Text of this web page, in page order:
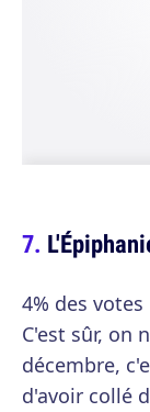
4% des votes
C'est sûr, on
décembre,
d'avoir collé